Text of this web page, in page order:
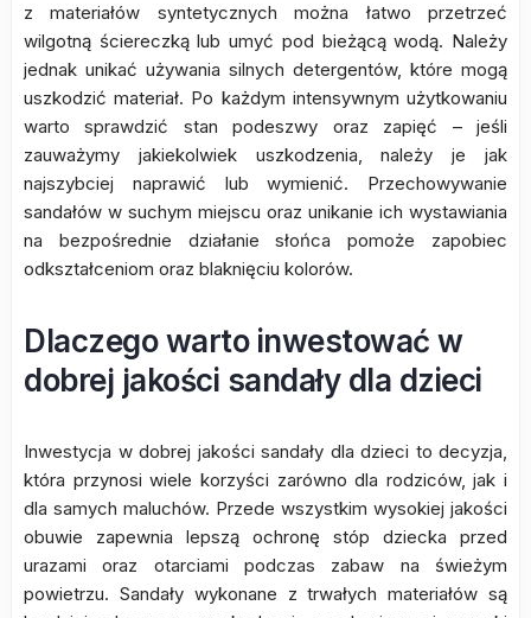
z materiałów syntetycznych można łatwo przetrzeć
wilgotną ściereczką lub umyć pod bieżącą wodą. Należy
jednak unikać używania silnych detergentów, które mogą
uszkodzić materiał. Po każdym intensywnym użytkowaniu
warto sprawdzić stan podeszwy oraz zapięć – jeśli
zauważymy jakiekolwiek uszkodzenia, należy je jak
najszybciej naprawić lub wymienić. Przechowywanie
sandałów w suchym miejscu oraz unikanie ich wystawiania
na bezpośrednie działanie słońca pomoże zapobiec
odkształceniom oraz blaknięciu kolorów.
Dlaczego warto inwestować w
dobrej jakości sandały dla dzieci
Inwestycja w dobrej jakości sandały dla dzieci to decyzja,
która przynosi wiele korzyści zarówno dla rodziców, jak i
dla samych maluchów. Przede wszystkim wysokiej jakości
obuwie zapewnia lepszą ochronę stóp dziecka przed
urazami oraz otarciami podczas zabaw na świeżym
powietrzu. Sandały wykonane z trwałych materiałów są